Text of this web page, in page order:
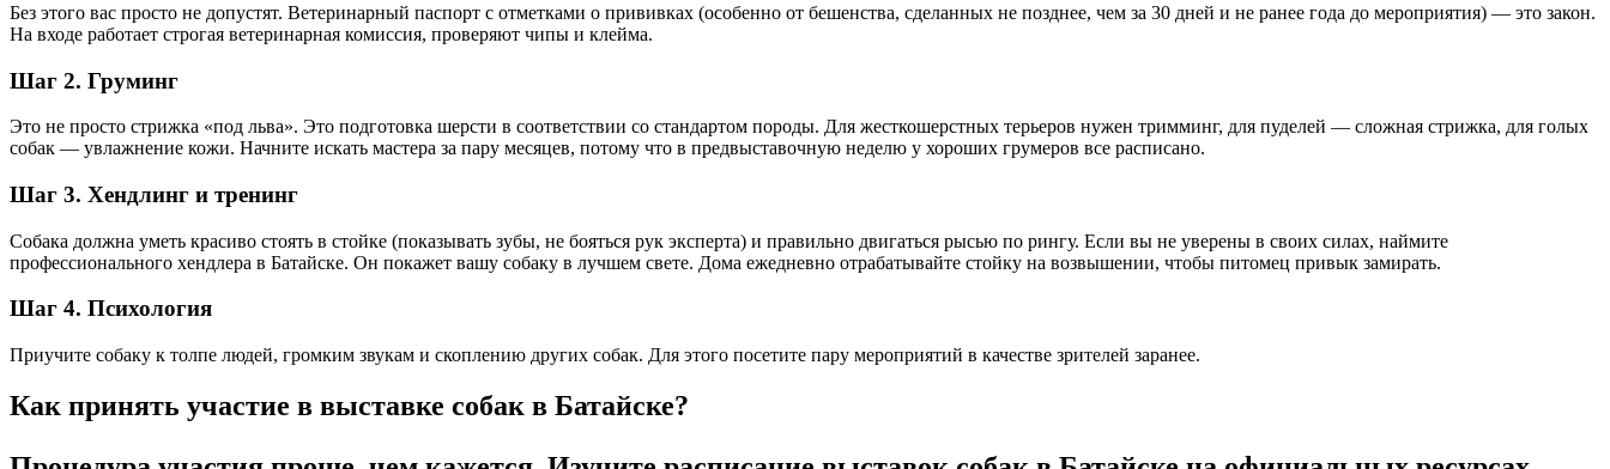
Без этого вас просто не допустят. Ветеринарный паспорт с отметками о прививках (особенно от бешенства, сделанных не позднее, чем за 30 дней и не ранее года до мероприятия) — это закон.
На входе работает строгая ветеринарная комиссия, проверяют чипы и клейма.
Шаг 2. Груминг
Это не просто стрижка «под льва». Это подготовка шерсти в соответствии со стандартом породы. Для жесткошерстных терьеров нужен тримминг, для пуделей — сложная стрижка, для голых
собак — увлажнение кожи. Начните искать мастера за пару месяцев, потому что в предвыставочную неделю у хороших грумеров все расписано.
Шаг 3. Хендлинг и тренинг
Собака должна уметь красиво стоять в стойке (показывать зубы, не бояться рук эксперта) и правильно двигаться рысью по рингу. Если вы не уверены в своих силах, наймите
профессионального хендлера в Батайске. Он покажет вашу собаку в лучшем свете. Дома ежедневно отрабатывайте стойку на возвышении, чтобы питомец привык замирать.
Шаг 4. Психология
Приучите собаку к толпе людей, громким звукам и скоплению других собак. Для этого посетите пару мероприятий в качестве зрителей заранее.
Как принять участие в выставке собак в Батайске?